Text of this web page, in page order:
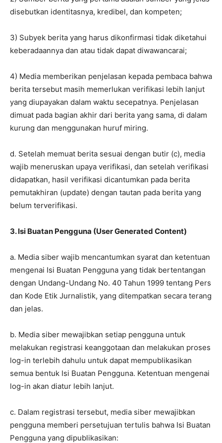
disebutkan identitasnya, kredibel, dan kompeten;
3) Subyek berita yang harus dikonfirmasi tidak diketahui
keberadaannya dan atau tidak dapat diwawancarai;
4) Media memberikan penjelasan kepada pembaca bahwa
berita tersebut masih memerlukan verifikasi lebih lanjut
yang diupayakan dalam waktu secepatnya. Penjelasan
dimuat pada bagian akhir dari berita yang sama, di dalam
kurung dan menggunakan huruf miring.
d. Setelah memuat berita sesuai dengan butir (c), media
wajib meneruskan upaya verifikasi, dan setelah verifikasi
didapatkan, hasil verifikasi dicantumkan pada berita
pemutakhiran (update) dengan tautan pada berita yang
belum terverifikasi.
3. Isi Buatan Pengguna (User Generated Content)
a. Media siber wajib mencantumkan syarat dan ketentuan
mengenai Isi Buatan Pengguna yang tidak bertentangan
dengan Undang-Undang No. 40 Tahun 1999 tentang Pers
dan Kode Etik Jurnalistik, yang ditempatkan secara terang
dan jelas.
b. Media siber mewajibkan setiap pengguna untuk
melakukan registrasi keanggotaan dan melakukan proses
log-in terlebih dahulu untuk dapat mempublikasikan
semua bentuk Isi Buatan Pengguna. Ketentuan mengenai
log-in akan diatur lebih lanjut.
c. Dalam registrasi tersebut, media siber mewajibkan
pengguna memberi persetujuan tertulis bahwa Isi Buatan
Pengguna yang dipublikasikan: